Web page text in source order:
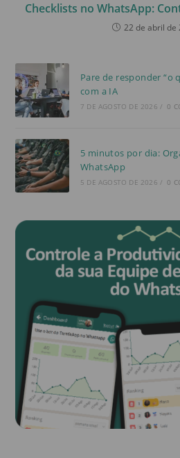
Checklists no WhatsApp:
22 de abril de
Pare de responder “o
com a IA
7 DE AGOSTO DE 2026 / 0
5 minutos por dia:
WhatsApp
5 DE AGOSTO DE 2026 / 0